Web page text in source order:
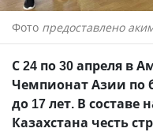
Фото предоставлено
С 24 по 30 апреля в
Чемпионат Азии по
до 17 лет. В
Казахстана честь